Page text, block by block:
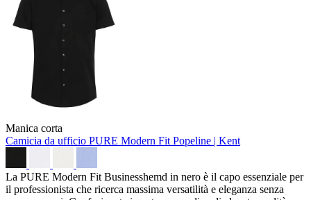
Manica corta
Camicia da ufficio PURE Modern Fit Popeline | Kent
La PURE Modern Fit Businesshemd in nero è il capo essenziale per
il professionista che ricerca massima versatilità e eleganza senza